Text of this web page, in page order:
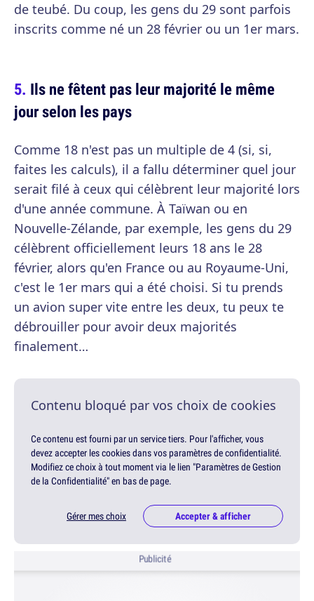
de teubé. Du coup, les gens du 29 sont parfois
inscrits comme né un 28 février ou un 1er mars.
Ils ne fêtent pas leur majorité le même
jour selon les pays
Comme 18 n'est pas un multiple de 4 (si, si,
faites les calculs), il a fallu déterminer quel jour
serait filé à ceux qui célèbrent leur majorité lors
d'une année commune. À Taïwan ou en
Nouvelle-Zélande, par exemple, les gens du 29
célèbrent officiellement leurs 18 ans le 28
février, alors qu'en France ou au Royaume-Uni,
c'est le 1er mars qui a été choisi. Si tu prends
un avion super vite entre les deux, tu peux te
débrouiller pour avoir deux majorités
finalement…
Contenu bloqué par vos choix de cookies
Ce contenu est fourni par un service tiers. Pour l'afficher, vous
devez accepter les cookies dans vos paramètres de confidentialité.
Modifiez ce choix à tout moment via le lien "Paramètres de Gestion
de la Confidentialité" en bas de page.
Gérer mes choix Accepter & afficher
Publicité